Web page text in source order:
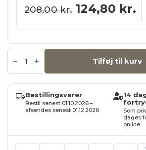
208,00kr. Den
124,80 kr.
Hvid
Octoplus
powerledning
1,5m,
230V
antal
Tilføj til kurv
Bestillingsvarer
Bestil senest 01.10.2026 –
afsendes senest 01.12.2026
14
Som
dages
online.